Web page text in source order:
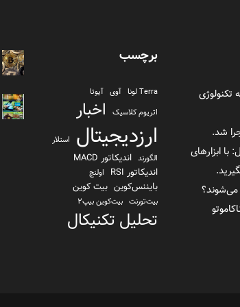
شد.
با ابزارهای
می‌شوند؟
برچسب
Terra لونا آوی آیوتا
اتریوم کلاسیک
اخبار
ارزدیجیتال
استلار
الگورند اندیکاتور MACD
اندیکاتور RSI
اولنچ
بایننس‌کوین بیت کوین
بیت‌تورنت بیت‌کوین بیپ2
تحلیل تکنیکال